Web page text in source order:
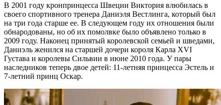
В 2001 году кронпринцесса Швеции Виктория влюбилась в
своего спортивного тренера Даниэля Вестлинга, который был
на три года старше ее. В следующем году их отношения были
обнародованы, но об их помолвке было объявлено только в
2009 году. Наконец принятый королевской семьей и шведами,
Даниэль женился на старшей дочери короля Карла XVI
Густава и королевы Сильвии в июне 2010 года. У пары
наследников теперь двое детей: 11-летняя принцесса Эстель и
7-летний принц Оскар.